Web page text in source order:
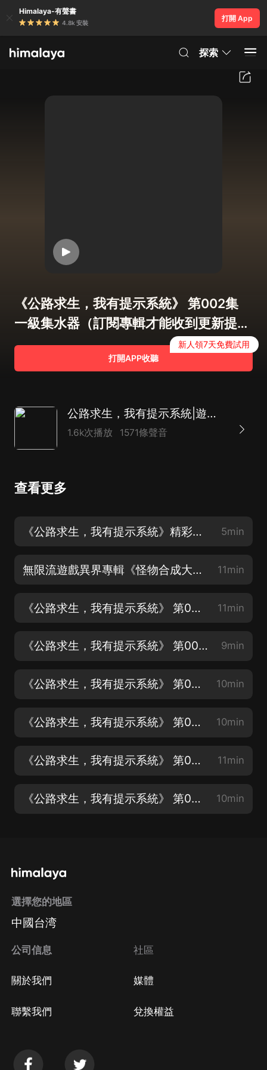
Himalaya-有聲書
4.8k 安裝
打開 App
探索
《公路求生，我有提示系統》 第002集
一級集水器（訂閱專輯才能收到更新提示
呦）
打開APP收聽
新人領7天免費試用
公路求生，我有提示系統|遊戲異界|輕鬆爆爽
1.6k次播放 1571條聲音
查看更多
《公路求生，我有提示系統》精彩片花（起點中文網爆款小說） 5min
無限流遊戲異界專輯《怪物合成大師》上線啦！ 11min
《公路求生，我有提示系統》 第002集 一級集水器（訂閱專輯才能收到更新提示呦） 11min
《公路求生，我有提示系統》 第003集 情報與制作集水器（每天17：00更新兩集） 9min
《公路求生，我有提示系統》 第004集 荒野，勇敢者的挑戰（撒潑打滾求月票啦！） 10min
《公路求生，我有提示系統》 第005集 雙份收獲（各種熱武器圖片放在每集評論區啦~） 10min
《公路求生，我有提示系統》 第006集 大豐收，手弩圖紙 11min
《公路求生，我有提示系統》 第007集 罐頭與豬（訂閱專輯才能收到更新提示呦） 10min
選擇您的地區
中國台湾
公司信息
關於我們
聯繫我們
社區
媒體
兌換權益